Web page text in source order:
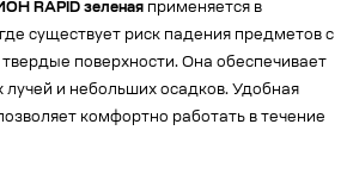
RAPID зеленая применяется в
существует риск падения предметов с
поверхности. Она обеспечивает
лучей и небольших осадков. Удобная
комфортно работать в течение